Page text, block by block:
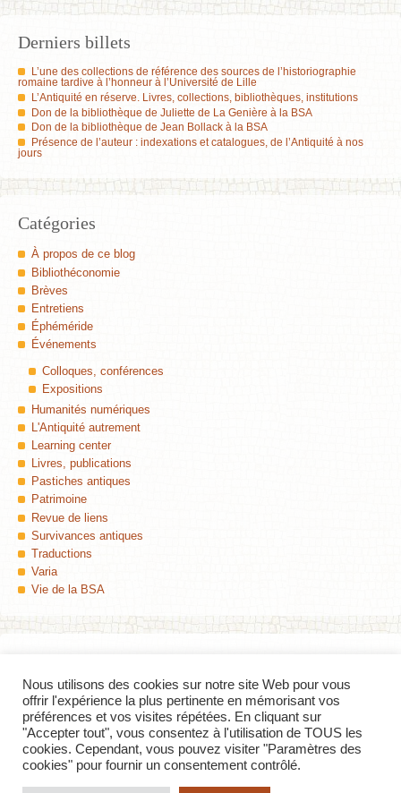
Derniers billets
L’une des collections de référence des sources de l’historiographie
romaine tardive à l’honneur à l’Université de Lille
L’Antiquité en réserve. Livres, collections, bibliothèques, institutions
Don de la bibliothèque de Juliette de La Genière à la BSA
Don de la bibliothèque de Jean Bollack à la BSA
Présence de l’auteur : indexations et catalogues, de l’Antiquité à nos
jours
Catégories
À propos de ce blog
Bibliothéconomie
Brèves
Entretiens
Éphéméride
Événements
Colloques, conférences
Expositions
Humanités numériques
L'Antiquité autrement
Learning center
Livres, publications
Pastiches antiques
Patrimoine
Revue de liens
Survivances antiques
Traductions
Varia
Vie de la BSA
Colophon
Insula, Le blog de la Bibliothèque des Sciences de l'Antiquité (Université de
Lille) — ISSN 2427-8297
Contact—Flux RSS des billets—Derniers commentaires
Nous utilisons des cookies sur notre site Web pour vous
offrir l'expérience la plus pertinente en mémorisant vos
préférences et vos visites répétées. En cliquant sur
"Accepter tout", vous consentez à l'utilisation de TOUS les
cookies. Cependant, vous pouvez visiter "Paramètres des
cookies" pour fournir un consentement contrôlé.